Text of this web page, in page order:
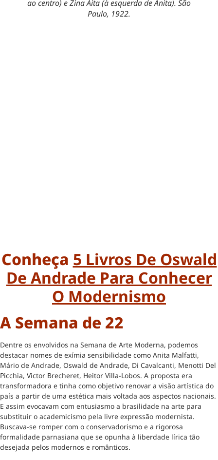
ao centro) e Zina Aita (à esquerda de Anita). São
Paulo, 1922.
Conheça 5 Livros De Oswald
De Andrade Para Conhecer
O Modernismo
A Semana de 22
Dentre os envolvidos na Semana de Arte Moderna, podemos
destacar nomes de exímia sensibilidade como Anita Malfatti,
Mário de Andrade, Oswald de Andrade, Di Cavalcanti, Menotti Del
Picchia, Victor Brecheret, Heitor Villa-Lobos. A proposta era
transformadora e tinha como objetivo renovar a visão artística do
país a partir de uma estética mais voltada aos aspectos nacionais.
E assim evocavam com entusiasmo a brasilidade na arte para
substituir o academicismo pela livre expressão modernista.
Buscava-se romper com o conservadorismo e a rigorosa
formalidade parnasiana que se opunha à liberdade lírica tão
desejada pelos modernos e românticos.